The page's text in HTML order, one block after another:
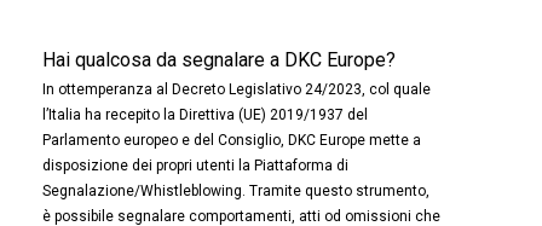
Hai qualcosa da segnalare a DKC Europe?
In ottemperanza al Decreto Legislativo 24/2023, col quale
l’Italia ha recepito la Direttiva (UE) 2019/1937 del
Parlamento europeo e del Consiglio, DKC Europe mette a
disposizione dei propri utenti la Piattaforma di
Segnalazione/Whistleblowing. Tramite questo strumento,
è possibile segnalare comportamenti, atti od omissioni che